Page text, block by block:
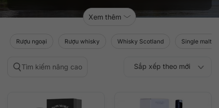
Xem thêm
Rượu ngoại Rượu whisky Whisky Scotland Single malt
Tìm kiếm nâng cao Sắp xếp theo
Sắp xếp theo mới